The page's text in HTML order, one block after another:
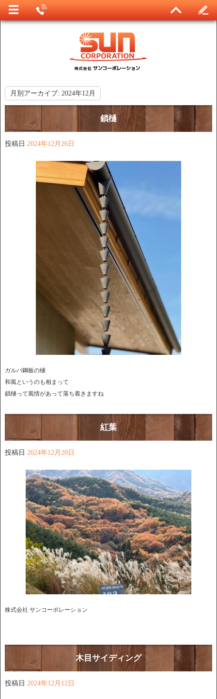
月別アーカイブ: 2024年12月
鎖樋
投稿日 2024年12月26日
ガルバ鋼板の樋
和風というのも相まって
鎖樋って風情があって落ち着きますね
紅葉
投稿日 2024年12月20日
株式会社 サンコーポレーション
木目サイディング
投稿日 2024年12月12日